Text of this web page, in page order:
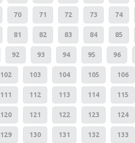
70 71 72 73 74
81 82 83 84 85
92 93 94 95 96
102 103 104 105 106
111 112 113 114 115
120 121 122 123 124
129 130 131 132 133